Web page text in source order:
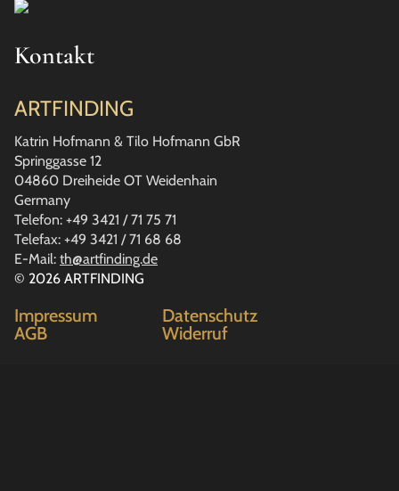
© 2026 ARTFINDING
Impressum
Datenschutz
AGB
Widerruf
Kontakt
ARTFINDING
Katrin Hofmann & Tilo Hofmann GbR
Springgasse 12
04860 Dreiheide OT Weidenhain
Germany
Telefon: +49 3421 / 71 75 71
Telefax: +49 3421 / 71 68 68
E-Mail: th@artfinding.de